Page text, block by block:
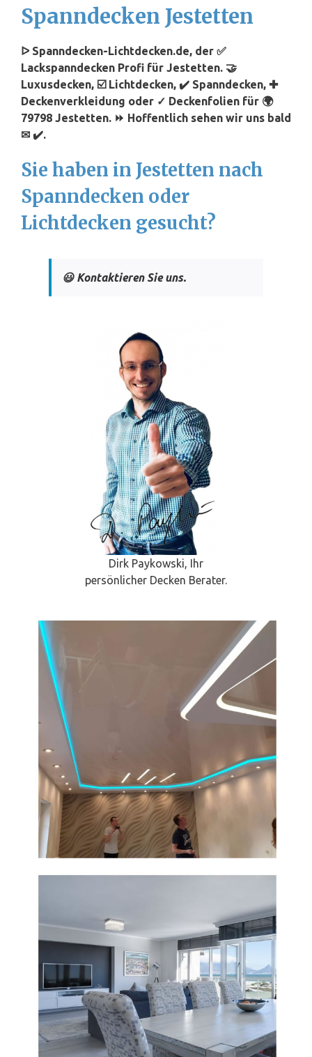
Spanndecken Jestetten
ᐅ Spanndecken-Lichtdecken.de, der ✅
Lackspanndecken Profi für Jestetten. 🤝
Luxusdecken, ☑️ Lichtdecken, ✔️ Spanndecken, ✚
Deckenverkleidung oder ✓ Deckenfolien für 🌍
79798 Jestetten. ⏩ Hoffentlich sehen wir uns bald
✉ ✔️.
Sie haben in Jestetten nach
Spanndecken oder
Lichtdecken gesucht?
😃 Kontaktieren Sie uns.
Dirk Paykowski, Ihr
persönlicher Decken Berater.